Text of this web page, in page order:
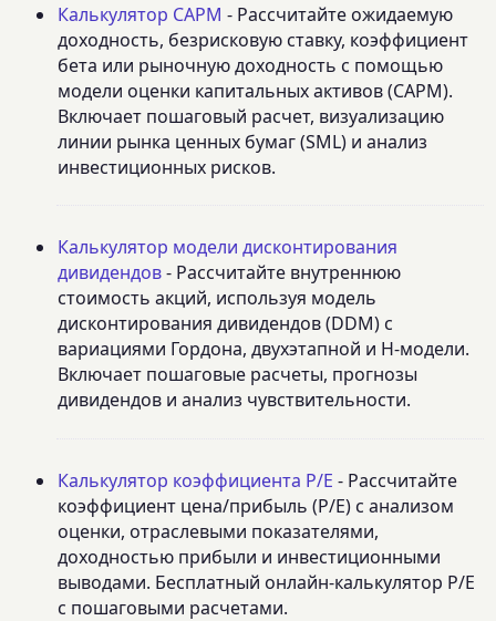
Калькулятор CAPM - Рассчитайте ожидаемую
доходность, безрисковую ставку, коэффициент
бета или рыночную доходность с помощью
модели оценки капитальных активов (CAPM).
Включает пошаговый расчет, визуализацию
линии рынка ценных бумаг (SML) и анализ
инвестиционных рисков.
Калькулятор модели дисконтирования
дивидендов- Рассчитайте внутреннюю
стоимость акций, используя модель
дисконтирования дивидендов (DDM) с
вариациями Гордона, двухэтапной и H-модели.
Включает пошаговые расчеты, прогнозы
дивидендов и анализ чувствительности.
Калькулятор коэффициента P/E - Рассчитайте
коэффициент цена/прибыль (P/E) с анализом
оценки, отраслевыми показателями,
доходностью прибыли и инвестиционными
выводами. Бесплатный онлайн-калькулятор P/E
с пошаговыми расчетами.